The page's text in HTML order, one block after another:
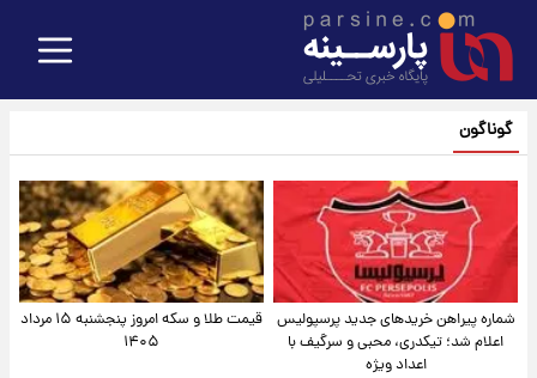
گوناگون
شماره پیراهن خریدهای جدید پرسپولیس
اعلام شد؛ تیکدری، محبی و سرگیف با
اعداد ویژه
قیمت طلا و سکه امروز پنجشنبه ۱۵ مرداد
۱۴۰۵